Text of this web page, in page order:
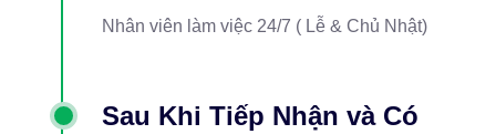
Nhân viên làm việc 24/7 ( Lễ & Chủ Nhật)
Sau Khi Tiếp Nhận và Có